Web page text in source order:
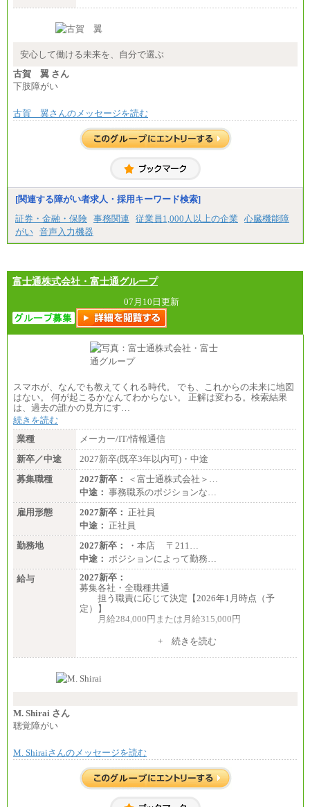
◆正社員/基幹職
〈東京・神奈川〉月給219,000 円～ 〈大阪・兵庫〉
〈愛知〉月給194,500 円～ 〈福岡〉月給185,000 円～
月給187,500円～(※1)、184,000円～(※2)、180,500円
～(※3)、170,500～(※4)、168,000円～（※5）
※1…東京都、埼玉県、千葉県、神奈川県
※2…大阪府、京都府、兵庫県、滋賀県
※4…北海道、宮城県、栃木県、群馬県、長野県、新
香川県、福岡県
※5…青森県、鳥取県、島根県、愛媛県、高知県、大
分県、長崎県、熊本県、宮崎県、鹿児島県、沖縄
県、福島県、山形県
◆パート・アルバイト
【エアサーブ】
・試用期間中も給与変更なし
安心して働ける未来を、自分で選ぶ
古賀 翼 さん
下肢障がい
古賀 翼さんのメッセージを読む
[関連する障がい者求人・採用キーワード検索]
証券・金融・保険 事務関連 従業員1,000人以上の企業
心臓機能障
がい 音声入力機器
富士通株式会社・富士通グループ
07月10日更新
スマホが、なんでも教えてくれる時代。 でも、これからの未来に地図
はない。 何が起こるかなんてわからない。 正解は変わる。検索結果
は、過去の誰かの見方にす…
続きを読む
業種
メーカー/IT/情報通信
新卒／中途
2027新卒(既卒3年以内可)・中途
募集職種
2027新卒：
＜富士通株式会社＞…
中途： 事務職系のポジションな…
雇用形態
2027新卒： 正社員
中途： 正社員
勤務地
2027新卒：
・本店 〒211…
中途： ポジションによって勤務…
給与
2027新卒：
募集各社・全職種共通
担う職責に応じて決定【2026年1月時点（予
定）】
月給284,000円または月給315,000円
※入社後早期から、自律的な業務遂行が求めら
す。
い職責を担う方については、さらに高い金額を個別
※上記に加え、所定労働時間外に勤務をした場
※試用期間中も給与に変更はございません。
+ 続きを読む
M. Shirai さん
聴覚障がい
M. Shiraiさんのメッセージを読む